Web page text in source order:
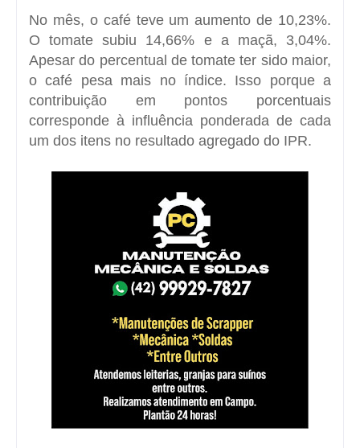
No mês, o café teve um aumento de 10,23%.
O tomate subiu 14,66% e a maçã, 3,04%.
Apesar do percentual de tomate ter sido maior,
o café pesa mais no índice. Isso porque a
contribuição em pontos porcentuais
corresponde à influência ponderada de cada
um dos itens no resultado agregado do IPR.